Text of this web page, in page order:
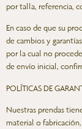
por talla, referencia,
En caso de que su
de cambios y
por la cual no
de envío inicial,
POLÍTICAS DE
Nuestras prendas
material o